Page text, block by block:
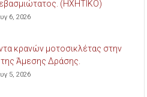
(ΗΧΗΤΙΚΟ)
6, 2026
κρανών μοτοσικλέτας στην
Άμεσης Δράσης.
5, 2026